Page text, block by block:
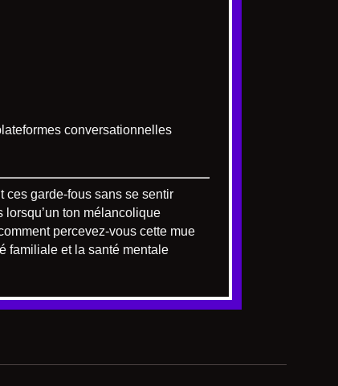
conversationnelles
ces garde-fous sans se sentir
lorsqu’un ton mélancolique
percevez-vous cette mue
familiale et la santé mentale